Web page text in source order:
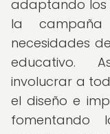
adaptando los
la
necesidades
educativo.
involucrar a
el diseño e
fomentando